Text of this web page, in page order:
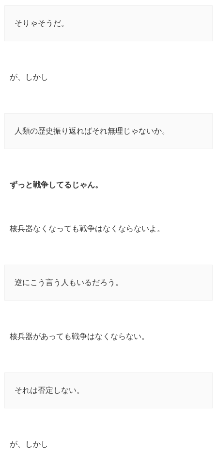
そりゃそうだ。
が、しかし
人類の歴史振り返ればそれ無理じゃないか。
ずっと戦争してるじゃん。
核兵器なくなっても戦争はなくならないよ。
逆にこう言う人もいるだろう。
核兵器があっても戦争はなくならない。
それは否定しない。
が、しかし